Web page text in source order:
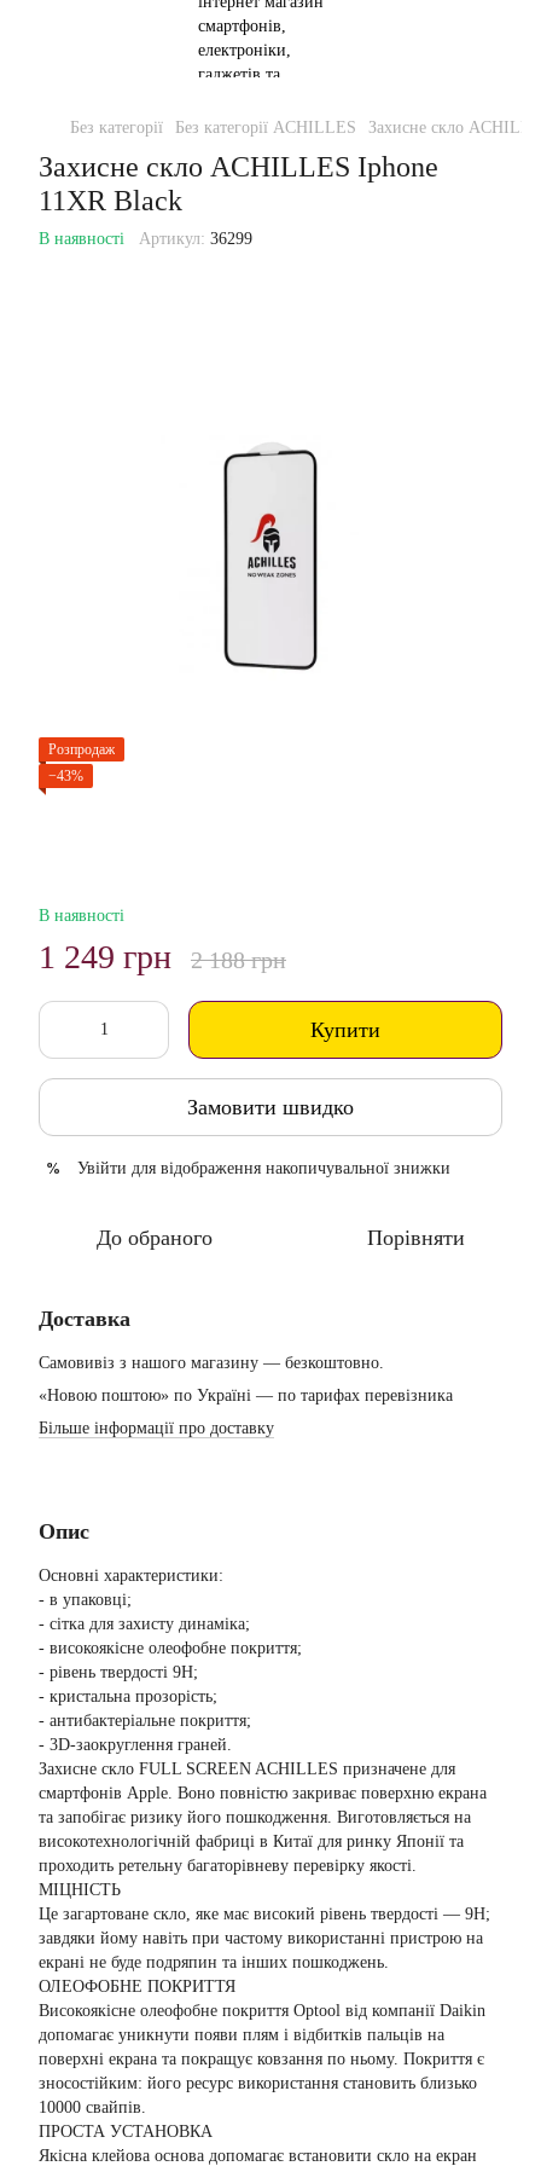
Без категорії Без категорії ACHILLES Захисне скло
Захисне скло ACHILLES Iphone
11XR Black
В наявності Артикул: 36299
Розпродаж
−43%
В наявності
1 249 грн 2 188 грн
Купити
Замовити швидко
% Увійти для відображення накопичувальної знижки
До обраного Порівняти
Доставка
Самовивіз з нашого магазину — безкоштовно.
«Новою поштою» по Україні — по тарифах перевізника
Більше інформації про доставку
Опис
Основні характеристики:
- в упаковці;
- сітка для захисту динаміка;
- високоякісне олеофобне покриття;
- рівень твердості 9Н;
- кристальна прозорість;
- антибактеріальне покриття;
- 3D-заокруглення граней.
Захисне скло FULL SCREEN ACHILLES призначене для
смартфонів Apple. Воно повністю закриває поверхню екрана
та запобігає ризику його пошкодження. Виготовляється на
високотехнологічній фабриці в Китаї для ринку Японії та
проходить ретельну багаторівневу перевірку якості.
МІЦНІСТЬ
Це загартоване скло, яке має високий рівень твердості — 9H;
завдяки йому навіть при частому використанні пристрою на
екрані не буде подряпин та інших пошкоджень.
ОЛЕОФОБНЕ ПОКРИТТЯ
Високоякісне олеофобне покриття Optool від компанії Daikin
допомагає уникнути появи плям і відбитків пальців на
поверхні екрана та покращує ковзання по ньому. Покриття є
зносостійким: його ресурс використання становить близько
10000 свайпів.
ПРОСТА УСТАНОВКА
Якісна клейова основа допомагає встановити скло на екран